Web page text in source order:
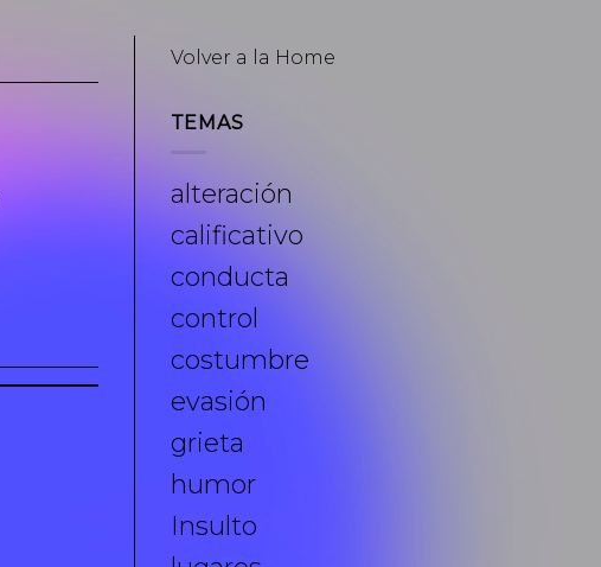
Volver a la Home
TEMAS
alteración
calificativo
conducta
control
costumbre
evasión
grieta
humor
Insulto